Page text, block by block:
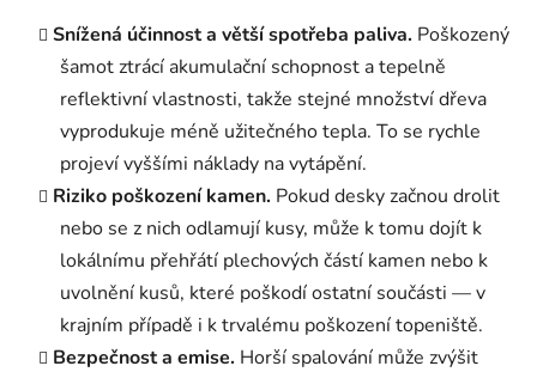
Snížená účinnost a větší spotřeba paliva. Poškozený
šamot ztrácí akumulační schopnost a tepelně
reflektivní vlastnosti, takže stejné množství dřeva
vyprodukuje méně užitečného tepla. To se rychle
projeví vyššími náklady na vytápění.
Riziko poškození kamen. Pokud desky začnou drolit
nebo se z nich odlamují kusy, může k tomu dojít k
lokálnímu přehřátí plechových částí kamen nebo k
uvolnění kusů, které poškodí ostatní součásti — v
krajním případě i k trvalému poškození topeniště.
Bezpečnost a emise. Horší spalování může zvýšit